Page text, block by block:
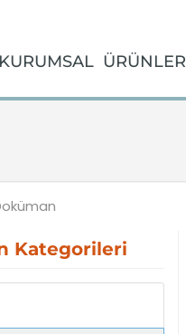
KURUMSAL ÜRÜNLER
Kategorileri